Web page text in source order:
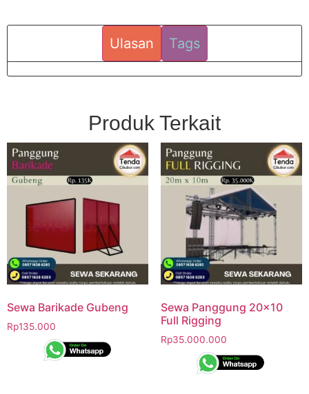
Ulasan Tags
Produk Terkait
Sewa Barikade Gubeng
Rp135.000
Sewa Panggung 20×10
Full Rigging
Rp35.000.000